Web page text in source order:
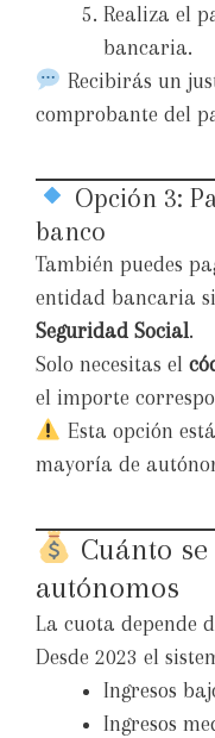
Realiza el
bancaria.
Recibirás un
comprobante del
Opción 3:
banco
También puedes
entidad bancaria
Seguridad Social.
Solo necesitas el
el importe
Esta opción
mayoría de
Cuánto
autónomos
La cuota depende
Desde 2023 el
Ingresos
Ingresos